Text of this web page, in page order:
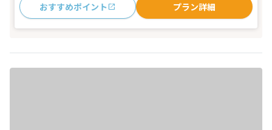
おすすめポイント プラン詳細